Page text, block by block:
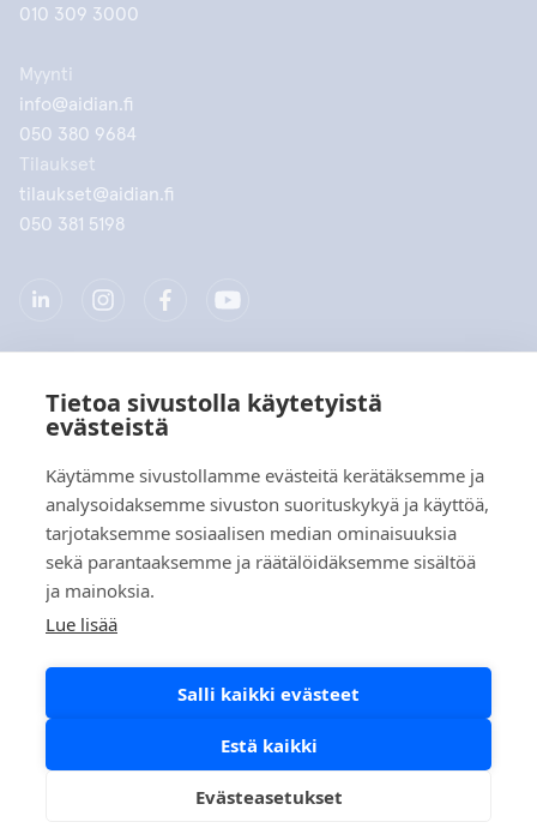
Tietoa sivustolla käytetyistä
evästeistä
Käytämme sivustollamme evästeitä kerätäksemme ja
analysoidaksemme sivuston suorituskykyä ja käyttöä,
tarjotaksemme sosiaalisen median ominaisuuksia
sekä parantaaksemme ja räätälöidäksemme sisältöä
ja mainoksia.
Lue lisää
Salli kaikki evästeet
Estä kaikki
Evästeasetukset
010 309 3000
Myynti
info@aidian.fi
050 380 9684
Tilaukset
tilaukset@aidian.fi
050 381 5198
Yritys
Pikalinkit
Tietosuoja